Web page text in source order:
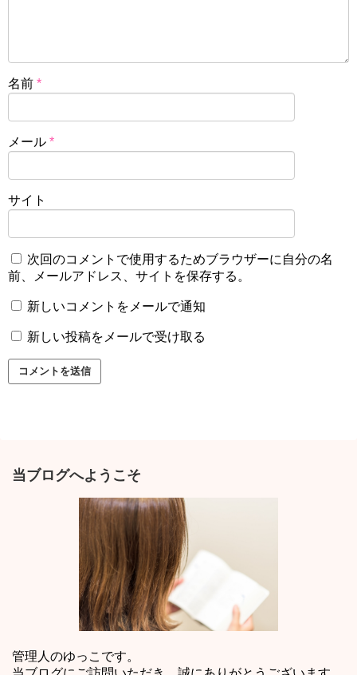
名前 *
メール *
サイト
次回のコメントで使用するためブラウザーに自分の名
前、メールアドレス、サイトを保存する。
新しいコメントをメールで通知
新しい投稿をメールで受け取る
当ブログへようこそ
管理人のゆっこです。